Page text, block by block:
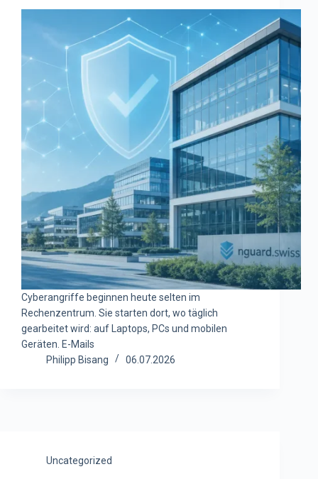
Cyberangriffe beginnen heute selten im
Rechenzentrum. Sie starten dort, wo täglich
gearbeitet wird: auf Laptops, PCs und mobilen
Geräten. E-Mails
Philipp Bisang
06.07.2026
Uncategorized